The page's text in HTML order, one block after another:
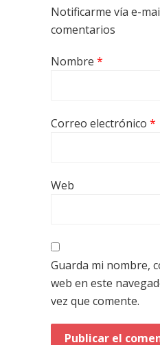
Notificarme vía e-
comentarios
Nombre *
Correo electrónico *
Web
Guarda mi nombre,
web en este
vez que comente.